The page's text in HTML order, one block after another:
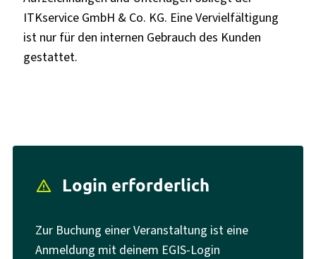
ITKservice GmbH & Co. KG. Eine Vervielfältigung
ist nur für den internen Gebrauch des Kunden
gestattet.
report_problem Login erforderlich
Zur Buchung einer Veranstaltung ist eine
Anmeldung mit deinem EGIS-Login